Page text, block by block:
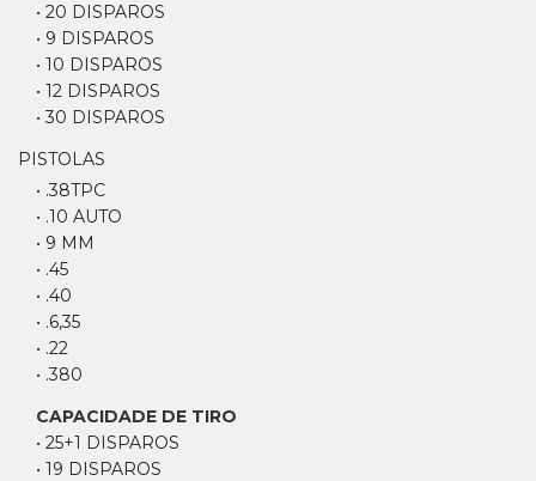
• 20 DISPAROS
• 9 DISPAROS
• 10 DISPAROS
• 12 DISPAROS
• 30 DISPAROS
PISTOLAS
• .38TPC
• .10 AUTO
• 9 MM
• .45
• .40
• .6,35
• .22
• .380
CAPACIDADE DE TIRO
• 25+1 DISPAROS
• 19 DISPAROS